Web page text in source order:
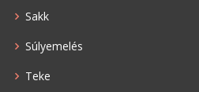
Sakk
Súlyemelés
Teke